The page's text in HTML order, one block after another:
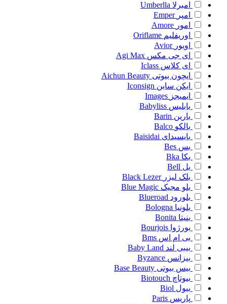
امبرلا Umberlla
امپر Emper
امور Amore
اوریفلیم Oriflame
اویور Avior
ای جی مکس Agi Max
ای کلاس Iclass
ایچون بیوتی Aichun Beauty
ایکن ساین Iconsign
ایمیجز Images
بابلیس Babyliss
بارین Barin
بالکو Balco
بایسیدای Baisidai
بس Bes
بکا Bka
بل Bell
بلک لیزر Black Lezer
بلو مجیک Blue Magic
بلورود Blueroad
بلونیا Bologna
بنیتا Bonita
بورژوا Bourjois
بی ام اس Bms
بیبی لند Baby Land
بیزانس Byzance
بیس بیوتی Base Beauty
بیوتاچ Biotouch
بیول Biol
پاریس Paris